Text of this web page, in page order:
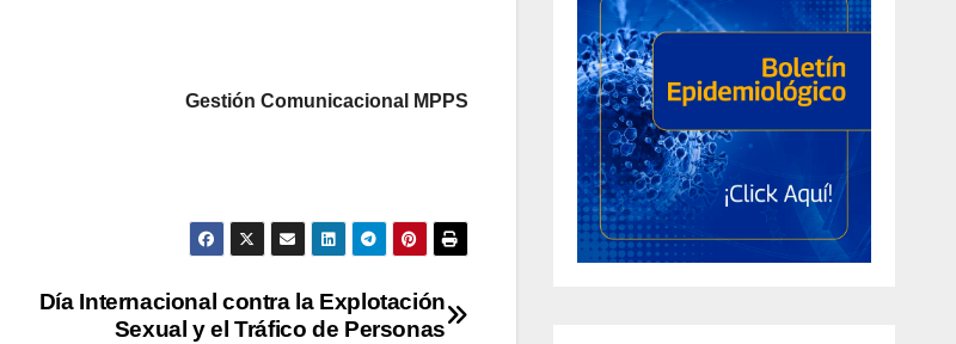
Gestión Comunicacional MPPS
Día Internacional contra la Explotación
Sexual y el Tráfico de Personas